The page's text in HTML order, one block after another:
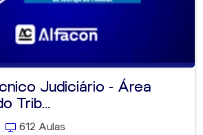
Judiciário - Área
Trib...
612 Aulas